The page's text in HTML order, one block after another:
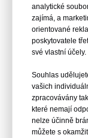
analytické
zajímá, a
orientované
poskytovatele
své vlastní účely.
Souhlas
vašich
zpracovávány
které nemají
nelze účinně
můžete s